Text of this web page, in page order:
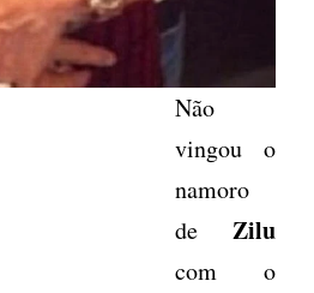
Não
vingou o
namoro
de Zilu
com o